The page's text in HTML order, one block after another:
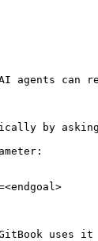
agents can
by
uses